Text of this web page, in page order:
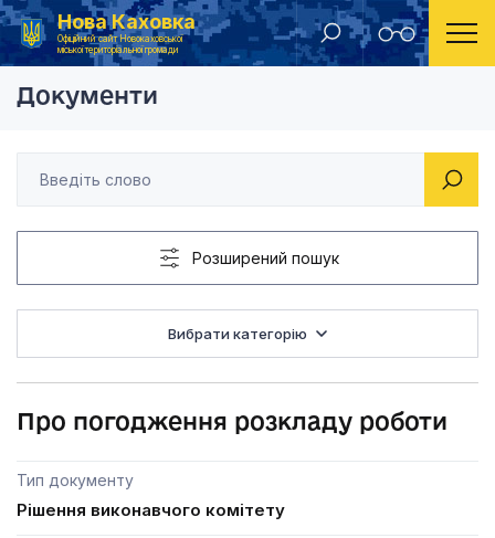
Нова Каховка
Офіційний сайт Новокаховської
міської територіальної громади
Головна Рішення виконавчого комітету Новокаховської міської ради 2013 року Про погодження
Документи
Розширений пошук
Вибрати категорію
Про погодження розкладу роботи
Тип документу
Рішення виконавчого комітету